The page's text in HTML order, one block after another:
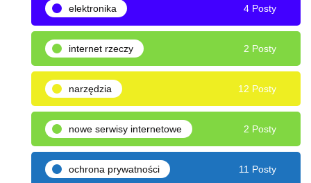
elektronika 4 Posty
internet rzeczy 2 Posty
narzędzia 12 Posty
nowe serwisy internetowe 2 Posty
ochrona prywatności 11 Posty